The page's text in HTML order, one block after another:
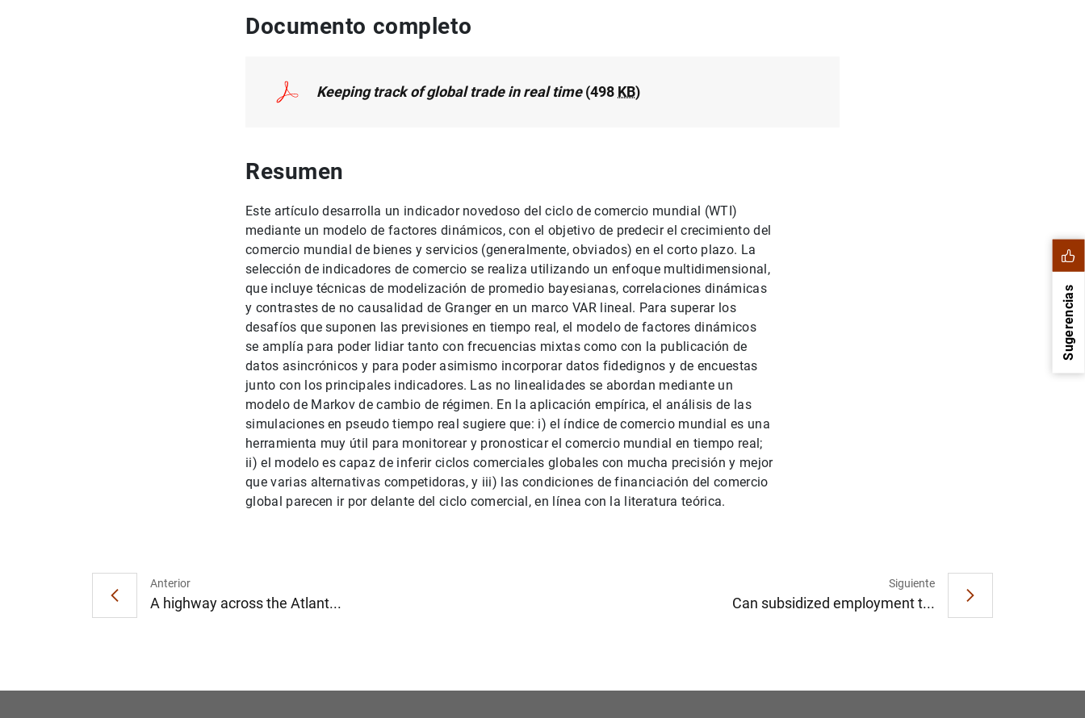
Documento completo
Keeping track of global trade in real time(498 KB)
Resumen
Este artículo desarrolla un indicador novedoso del ciclo de comercio mundial (WTI)
mediante un modelo de factores dinámicos, con el objetivo de predecir el crecimiento del
comercio mundial de bienes y servicios (generalmente, obviados) en el corto plazo. La
selección de indicadores de comercio se realiza utilizando un enfoque multidimensional,
que incluye técnicas de modelización de promedio bayesianas, correlaciones dinámicas
y contrastes de no causalidad de Granger en un marco VAR lineal. Para superar los
desafíos que suponen las previsiones en tiempo real, el modelo de factores dinámicos
se amplía para poder lidiar tanto con frecuencias mixtas como con la publicación de
datos asincrónicos y para poder asimismo incorporar datos fidedignos y de encuestas
junto con los principales indicadores. Las no linealidades se abordan mediante un
modelo de Markov de cambio de régimen. En la aplicación empírica, el análisis de las
simulaciones en pseudo tiempo real sugiere que: i) el índice de comercio mundial es una
herramienta muy útil para monitorear y pronosticar el comercio mundial en tiempo real;
ii) el modelo es capaz de inferir ciclos comerciales globales con mucha precisión y mejor
que varias alternativas competidoras, y iii) las condiciones de financiación del comercio
global parecen ir por delante del ciclo comercial, en línea con la literatura teórica.
Anterior
A highway across the Atlant...
Siguiente
Can subsidized employment t...
Sugerencias